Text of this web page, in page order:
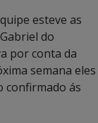
esteve as
do
por conta da
semana eles
confirmado ás